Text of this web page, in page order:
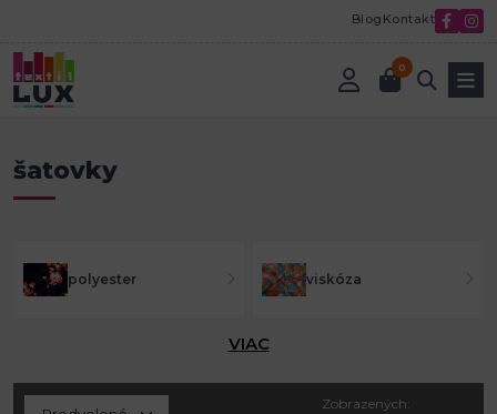
Blog Kontakt
0
Úvod šatovky
šatovky
polyester viskóza
VIAC
Zobrazených: